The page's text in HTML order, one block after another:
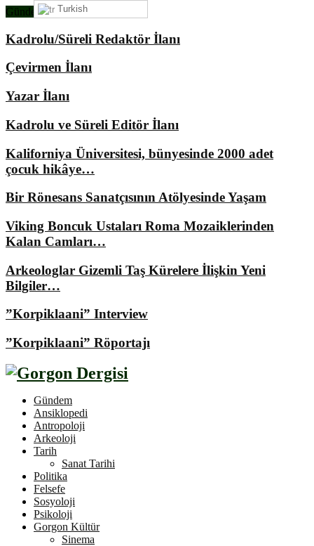
Gündemimizde Ne Var?
Kadrolu/Süreli Redaktör İlanı
Çevirmen İlanı
Yazar İlanı
Kadrolu ve Süreli Editör İlanı
Kaliforniya Üniversitesi, bünyesinde 2000 adet
çocuk hikâye…
Bir Rönesans Sanatçısının Atölyesinde Yaşam
Viking Boncuk Ustaları Roma Mozaiklerinden
Kalan Camları…
Arkeologlar Gizemli Taş Kürelere İlişkin Yeni
Bilgiler…
”Korpiklaani” Interview
”Korpiklaani” Röportajı
Gündem
Ansiklopedi
Antropoloji
Arkeoloji
Tarih
Sanat Tarihi
Politika
Felsefe
Sosyoloji
Psikoloji
Gorgon Kültür
Sinema
Turkish